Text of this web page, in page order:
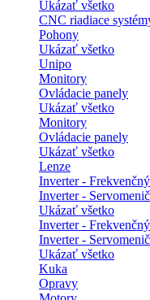
Ukázať všetko
CNC riadiace
Pohony
Ukázať všetko
Unipo
Monitory
Ovládacie panely
Ukázať všetko
Monitory
Ovládacie panely
Ukázať všetko
Lenze
Inverter -
Inverter - Servomenič
Ukázať všetko
Inverter -
Inverter - Servomenič
Ukázať všetko
Kuka
Opravy